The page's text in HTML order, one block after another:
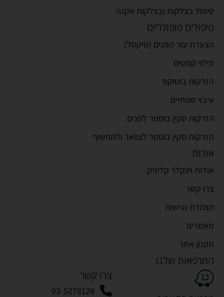
טיפול בצלקות ובצלקות אקנה
טיפולים פופולריים
הצערת עור הפנים (טיקסל)
מילוי קמטים
הזרקות בוטוקס
עיבוי שפתיים
הזרקות סקין בוסטר לפנים
הזרקות סקין בוסטר לצוואר ולמחשוף
אודות
אודות וינקלר קליניק
צרו קשר
הצהרת נגישות
מאמרים
תקנון אתר
המרפאות שלנו
צרו קשר
03-5278128